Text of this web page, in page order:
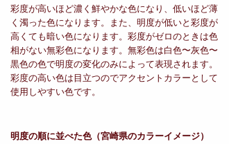
彩度が高いほど濃く鮮やかな色になり、低いほど薄
く濁った色になります。また、明度が低いと彩度が
高くても暗い色になります。彩度がゼロのときは色
相がない無彩色になります。無彩色は白色〜灰色〜
黒色の色で明度の変化のみによって表現されます。
彩度の高い色は目立つのでアクセントカラーとして
使用しやすい色です。
明度の順に並べた色（宮崎県のカラーイメージ）